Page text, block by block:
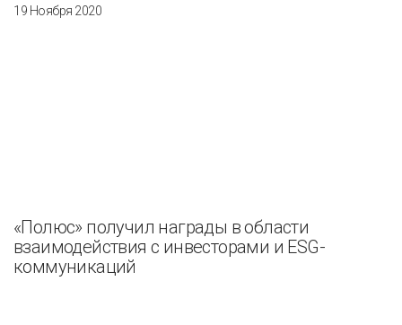
19 Ноября 2020
«Полюс» получил награды в области
взаимодействия с инвесторами и ESG-
коммуникаций